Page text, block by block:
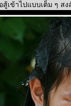
เข้าไปแบบเต็ม ๆ ส